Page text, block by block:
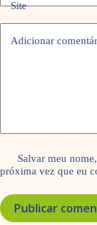
Site
Adicionar
Salvar meu
próxima vez que eu
Publicar